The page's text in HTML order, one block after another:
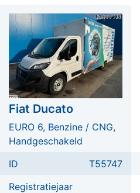
Fiat Ducato
EURO 6, Benzine / CNG,
Handgeschakeld
ID
T55747
Registratiejaar